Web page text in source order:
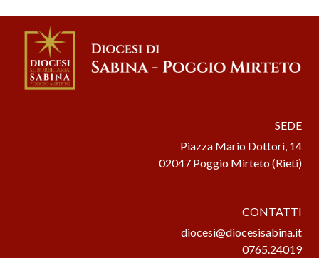
SEDE
Piazza Mario Dottori, 14
02047 Poggio Mirteto (Rieti)
CONTATTI
diocesi@diocesisabina.it
0765.24019